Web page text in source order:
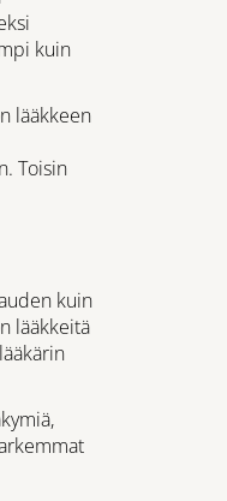
kuin
lääkkeen
Toisin
kuin
lääkkeitä